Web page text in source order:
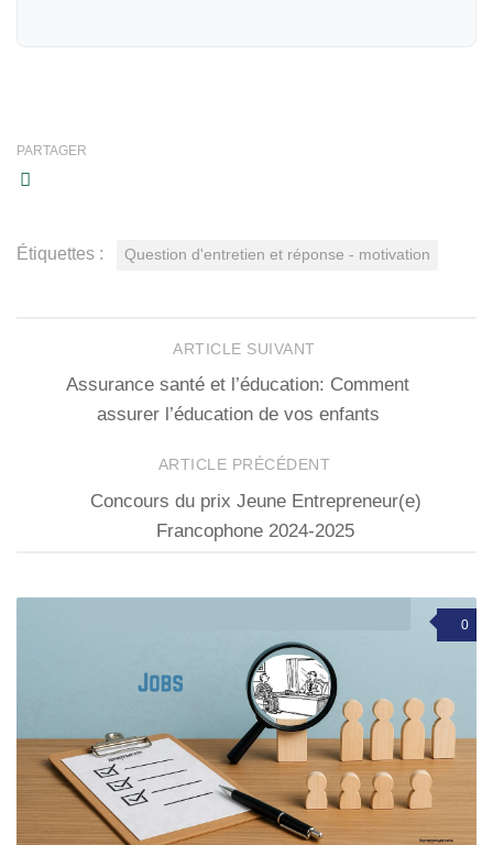
PARTAGER
Étiquettes : Question d'entretien et réponse - motivation
ARTICLE SUIVANT
Assurance santé et l’éducation: Comment
assurer l’éducation de vos enfants
ARTICLE PRÉCÉDENT
Concours du prix Jeune Entrepreneur(e)
Francophone 2024-2025
0